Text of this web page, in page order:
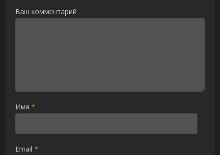
Ваш комментарий
Имя*
Email*